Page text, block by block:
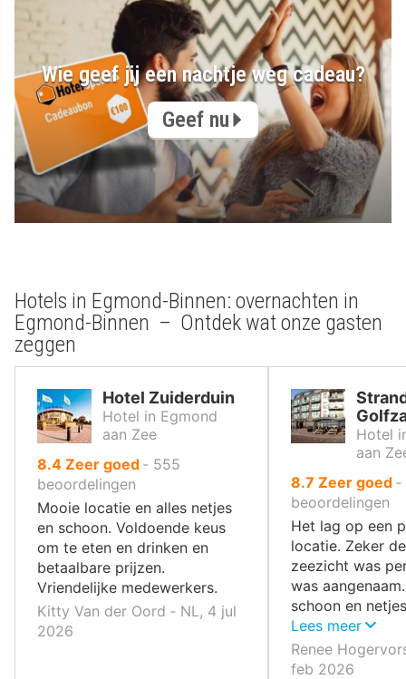
Wie geef jij een nachtje weg cadeau?
Geef nu
Hotels in Egmond-Binnen: overnachten in
Egmond-Binnen – Ontdek wat onze gasten
zeggen
Hotel Zuiderduin
Hotel in Egmond
aan Zee
8.4uit
10
,
Zeer goed ‐ 555
beoordelingen
Mooie locatie en alles netjes
en schoon. Voldoende keus
om te eten en drinken en
betaalbare prijzen.
Vriendelijke medewerkers.
Kitty Van der Oord ‐ NL, 4 jul
2026
Hotel
aan
8.7 uit
10
,
Zeer goed ‐
beoordelingen
Het lag op een
locatie. Zeker
zeezicht was
was
schoon en
perfect.
Lees meer
Renee
feb 2026